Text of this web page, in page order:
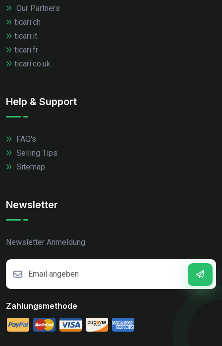
Our Partners
ticari.ch
ticari.it
ticari.fr
ticari.co.uk
Help & Support
FAQ's
Selling Tips
Sitemap
Newsletter
Newsletter Anmeldung
Zahlungsmethode